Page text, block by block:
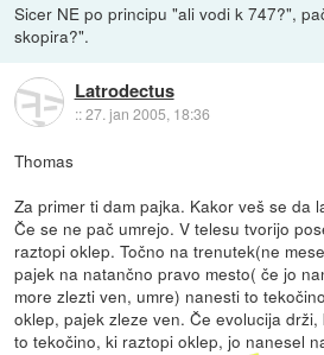
Sicer NE po principu "ali vodi k 747?",
skopira?".
Latrodectus
::27. jan 2005, 18:36
Thomas
Za primer ti dam pajka. Kakor veš se da
Če se ne pač umrejo. V telesu tvorijo
raztopi oklep. Točno na trenutek(ne
pajek na natančno pravo mesto( če jo
more zlezti ven, umre) nanesti to
oklep, pajek zleze ven. Če evolucija
to tekočino, ki raztopi oklep, jo nanesel